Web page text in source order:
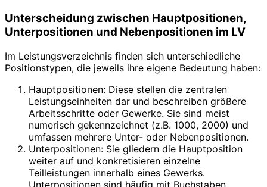
Unterscheidung zwischen Hauptpositionen,
Unterpositionen und Nebenpositionen im LV
Im Leistungsverzeichnis finden sich unterschiedliche
Positionstypen, die jeweils ihre eigene Bedeutung haben:
Hauptpositionen: Diese stellen die zentralen
Leistungseinheiten dar und beschreiben größere
Arbeitsschritte oder Gewerke. Sie sind meist
numerisch gekennzeichnet (z.B. 1000, 2000) und
umfassen mehrere Unter- oder Nebenpositionen.
Unterpositionen: Sie gliedern die Hauptposition
weiter auf und konkretisieren einzelne
Teilleistungen innerhalb eines Gewerks.
Unterpositionen sind häufig mit Buchstaben